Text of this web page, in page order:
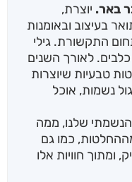
באר. יוצרת,
בעיצוב ובאומנות
התקשורת. גילי
לאורך השנים
טבעיות שיוצרות
נשמות, אוכל
שלנו, ממה
כמו גם
ומתוך חוויות אלו